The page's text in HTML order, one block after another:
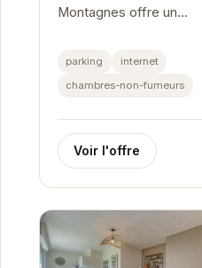
Montagnes offre un
de Grenoble. Avec son
explorer la ville et ses...
parking
internet
chambres-non-fumeurs
Voir l'offre